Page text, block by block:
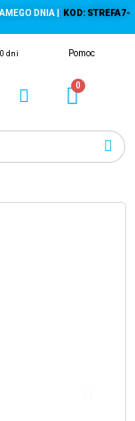
DNIA |
KOD: STREFA7-
dni Pomoc